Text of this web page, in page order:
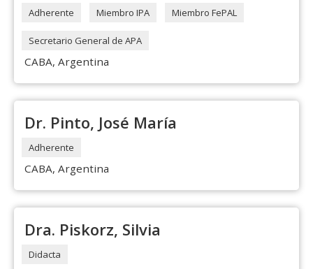
Adherente Miembro IPA Miembro FePAL
Secretario General de APA
CABA, Argentina
Dr. Pinto, José María
Adherente
CABA, Argentina
Dra. Piskorz, Silvia
Didacta